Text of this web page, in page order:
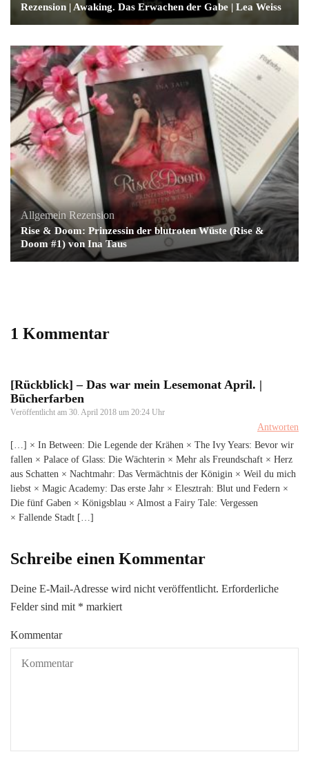
Rezension | Awaking. Das Erwachen der Gabe | Lea Weiss
Allgemein Rezension
Rise & Doom: Prinzessin der blutroten Wüste (Rise &
Doom #1) von Ina Taus
1 Kommentar
[Rückblick] – Das war mein Lesemonat April. |
Bücherfarben
Veröffentlicht am 30. April 2018 um 20:24 Uhr
Antworten
[…] × In Between: Die Legende der Krähen × The Ivy Years: Bevor wir
fallen × Palace of Glass: Die Wächterin × Mehr als Freundschaft × Herz
aus Schatten × Nachtmahr: Das Vermächtnis der Königin × Weil du mich
liebst × Magic Academy: Das erste Jahr × Elesztrah: Blut und Federn ×
Die fünf Gaben × Königsblau × Almost a Fairy Tale: Vergessen
× Fallende Stadt […]
Schreibe einen Kommentar
Deine E-Mail-Adresse wird nicht veröffentlicht. Erforderliche
Felder sind mit * markiert
Kommentar